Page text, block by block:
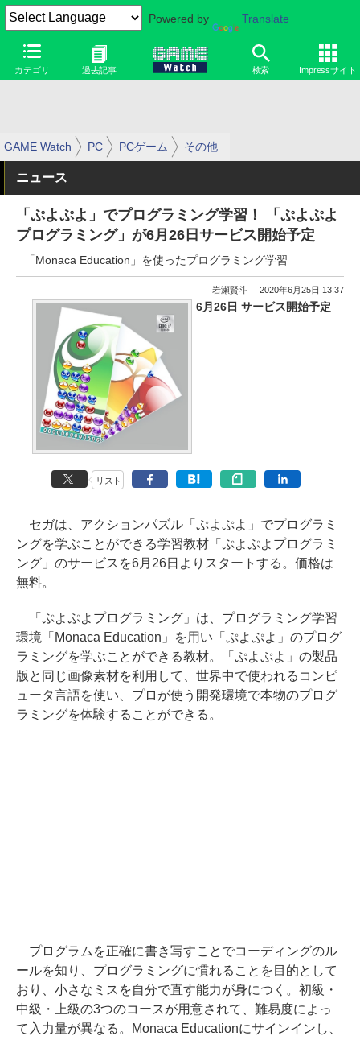
Powered by Translate
カテゴリ 過去記事 検索 Impressサイト
GAME Watch PC PCゲーム その他
ニュース
「ぷよぷよ」でプログラミング学習！ 「ぷよぷよ
プログラミング」が6月26日サービス開始予定
「Monaca Education」を使ったプログラミング学習
岩瀬賢斗 2020年6月25日 13:37
6月26日 サービス開始予定
リスト
セガは、アクションパズル「ぷよぷよ」でプログラミ
ングを学ぶことができる学習教材「ぷよぷよプログラミ
ング」のサービスを6月26日よりスタートする。価格は
無料。
「ぷよぷよプログラミング」は、プログラミング学習
環境「Monaca Education」を用い「ぷよぷよ」のプログ
ラミングを学ぶことができる教材。「ぷよぷよ」の製品
版と同じ画像素材を利用して、世界中で使われるコンピ
ュータ言語を使い、プロが使う開発環境で本物のプログ
ラミングを体験することができる。
プログラムを正確に書き写すことでコーディングのル
ールを知り、プログラミングに慣れることを目的として
おり、小さなミスを自分で直す能力が身につく。初級・
中級・上級の3つのコースが用意されて、難易度によっ
て入力量が異なる。Monaca Educationにサインインし、